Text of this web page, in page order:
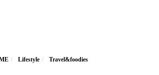
Lifestyle Travel&foodies